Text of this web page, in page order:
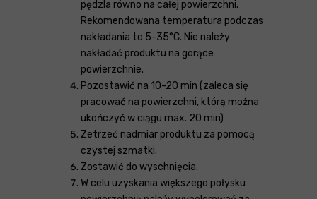
pędzla równo na całej powierzchni.
Rekomendowana temperatura podczas
nakładania to 5-35°C. Nie należy
nakładać produktu na gorące
powierzchnie.
Pozostawić na 10-20 min (zaleca się
pracować na powierzchni, którą można
ukończyć w ciągu max. 20 min)
Zetrzeć nadmiar produktu za pomocą
czystej szmatki.
Zostawić do wyschnięcia.
W celu uzyskania większego połysku